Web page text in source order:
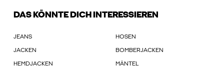
DAS KÖNNTE DICH INTERESSIEREN
JEANS HOSEN
JACKEN BOMBERJACKEN
HEMDJACKEN MÄNTEL